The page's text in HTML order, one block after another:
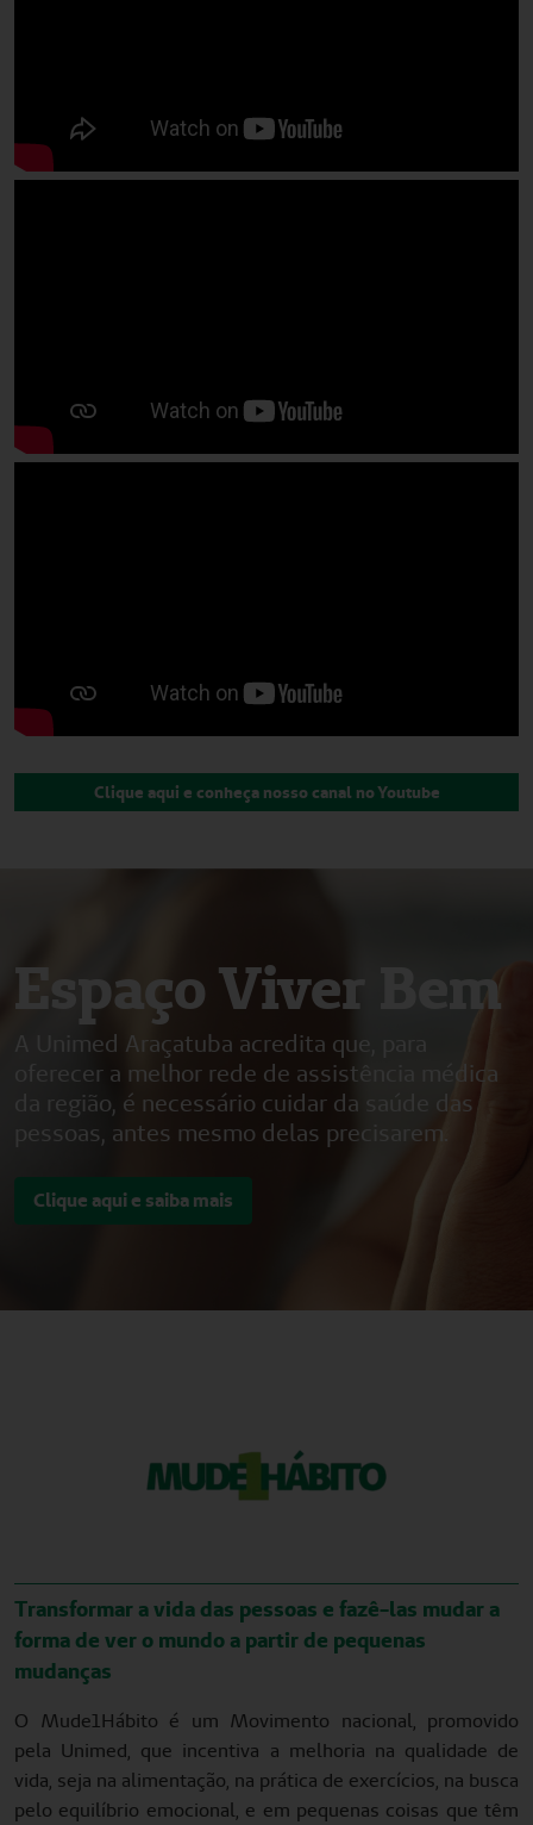
Clique aqui e conheça nosso canal no Youtube
Espaço Viver Bem
A Unimed Araçatuba acredita que, para
oferecer a melhor rede de assistência médica
da região, é necessário cuidar da saúde das
pessoas, antes mesmo delas precisarem.
Clique aqui e saiba mais
Transformar a vida das pessoas e fazê-las mudar a
forma de ver o mundo a partir de pequenas
mudanças
O Mude1Hábito é um Movimento nacional, promovido
pela Unimed, que incentiva a melhoria na qualidade de
vida, seja na alimentação, na prática de exercícios, na busca
pelo equilíbrio emocional, e em pequenas coisas que têm